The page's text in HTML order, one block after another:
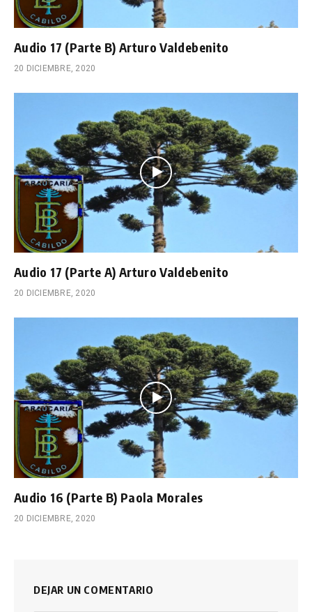
Audio 17 (Parte B) Arturo Valdebenito
20 DICIEMBRE, 2020
Audio 17 (Parte A) Arturo Valdebenito
20 DICIEMBRE, 2020
Audio 16 (Parte B) Paola Morales
20 DICIEMBRE, 2020
DEJAR UN COMENTARIO